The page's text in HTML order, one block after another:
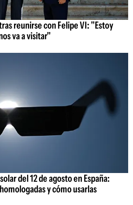
reunirse con Felipe VI: "Estoy
va a visitar"
del 12 de agosto en España:
y cómo usarlas